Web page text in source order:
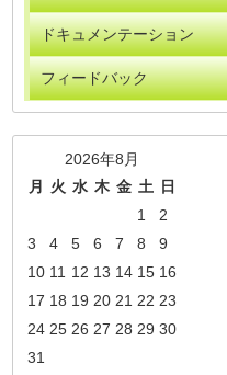
ドキュメンテーション
フィードバック
2026年8月
月
火 水 木 金 土
日
1
2
3
4 5 6 7 8
9
10 11 12 13 14 15 16
17 18 19 20 21 22 23
24 25 26 27 28 29 30
31